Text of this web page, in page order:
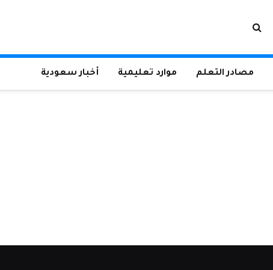
مصادر التعلم موارد تعليمية أخبار سعودية